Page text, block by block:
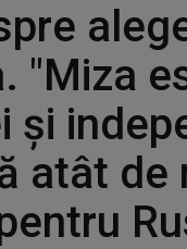
"Miza
şi
atât de